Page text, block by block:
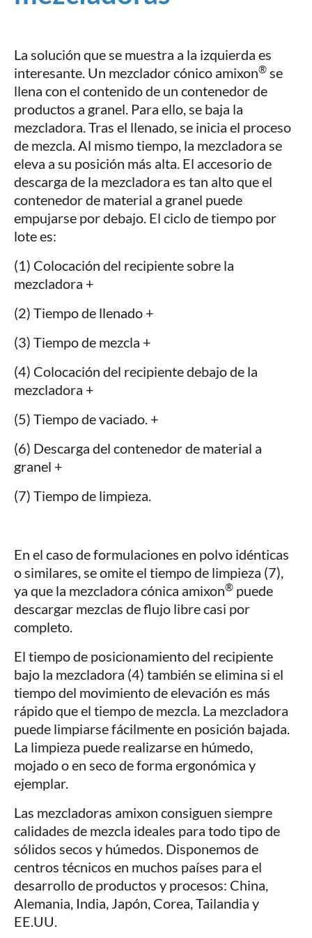
La solución que se muestra a la izquierda es
interesante. Un mezclador cónico amixon® se
llena con el contenido de un contenedor de
productos a granel. Para ello, se baja la
mezcladora. Tras el llenado, se inicia el proceso
de mezcla. Al mismo tiempo, la mezcladora se
eleva a su posición más alta. El accesorio de
descarga de la mezcladora es tan alto que el
contenedor de material a granel puede
empujarse por debajo. El ciclo de tiempo por
lote es:
(1) Colocación del recipiente sobre la
mezcladora +
(2) Tiempo de llenado +
(3) Tiempo de mezcla +
(4) Colocación del recipiente debajo de la
mezcladora +
(5) Tiempo de vaciado. +
(6) Descarga del contenedor de material a
granel +
(7) Tiempo de limpieza.
En el caso de formulaciones en polvo idénticas
o similares, se omite el tiempo de limpieza (7),
ya que la mezcladora cónica amixon® puede
descargar mezclas de flujo libre casi por
completo.
El tiempo de posicionamiento del recipiente
bajo la mezcladora (4) también se elimina si el
tiempo del movimiento de elevación es más
rápido que el tiempo de mezcla. La mezcladora
puede limpiarse fácilmente en posición bajada.
La limpieza puede realizarse en húmedo,
mojado o en seco de forma ergonómica y
ejemplar.
Las mezcladoras amixon consiguen siempre
calidades de mezcla ideales para todo tipo de
sólidos secos y húmedos. Disponemos de
centros técnicos en muchos países para el
desarrollo de productos y procesos: China,
Alemania, India, Japón, Corea, Tailandia y
EE.UU.